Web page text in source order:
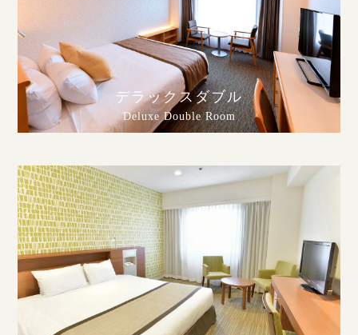
デラックスダブル
Deluxe Double Room